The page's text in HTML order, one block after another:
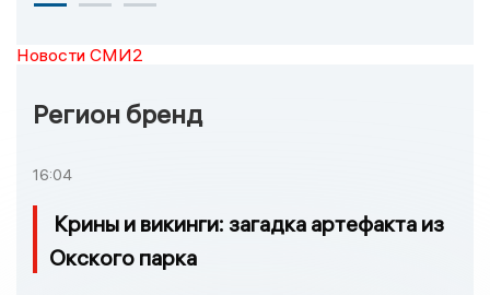
Новости СМИ2
Регион бренд
16:04
Крины и викинги: загадка артефакта из
Окского парка